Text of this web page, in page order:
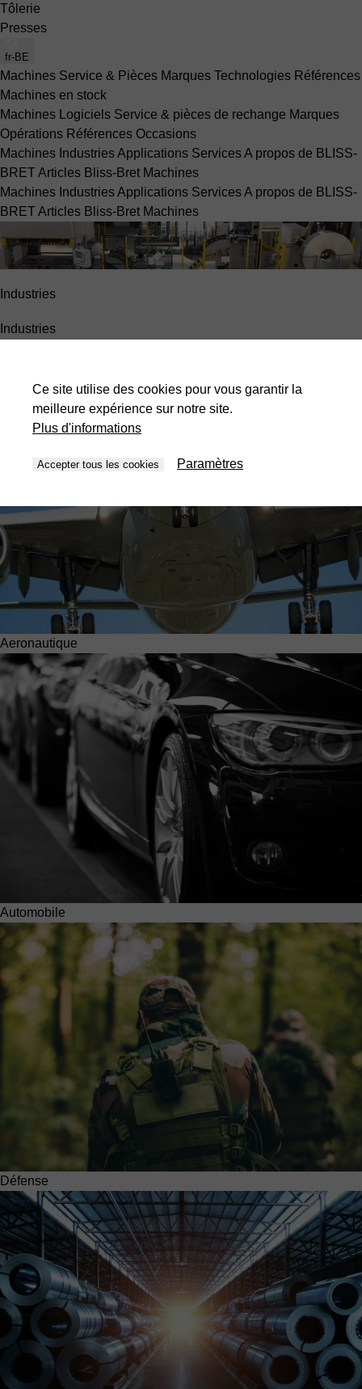
Tôlerie
Presses
fr-BE
Machines Service & Pièces Marques Technologies Références
Machines en stock
Machines
Logiciels Service & pièces de rechange Marques
Opérations Références Occasions
Machines IndustriesApplications ServicesA propos de BLISS-
BRETArticles Bliss-Bret Machines
Machines IndustriesApplications ServicesA propos de BLISS-
BRETArticles Bliss-Bret Machines
Industries
Industries
Aeronautique
Automobile
Défense
Ce site utilise des cookies pour vous garantir la
meilleure expérience sur notre site.
Plus d'informations
Accepter tous les cookies Paramètres